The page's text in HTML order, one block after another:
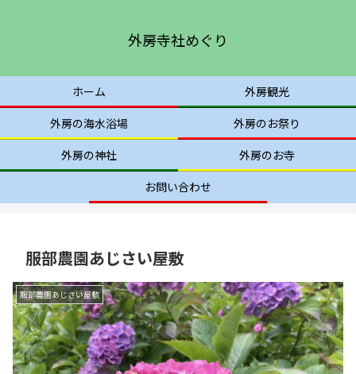
外房寺社めぐり
ホーム
外房観光
外房の海水浴場
外房のお祭り
外房の神社
外房のお寺
お問い合わせ
服部農園あじさい屋敷
服部農園あじさい屋敷